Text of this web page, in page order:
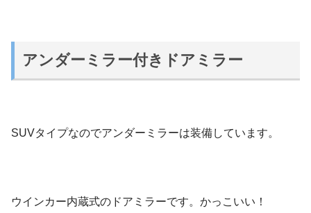
アンダーミラー付きドアミラー
SUVタイプなのでアンダーミラーは装備しています。
ウインカー内蔵式のドアミラーです。かっこいい！